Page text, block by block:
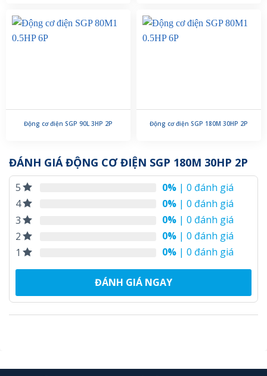
Động cơ điện SGP 90L 3HP 2P Động cơ điện SGP 180M 30HP 2P
ĐÁNH GIÁ ĐỘNG CƠ ĐIỆN SGP 180M 30HP 2P
5 0% | 0 đánh giá
4
0% | 0 đánh giá
3
0% | 0 đánh giá
2
0% | 0 đánh giá
1
0% | 0 đánh giá
ĐÁNH GIÁ NGAY